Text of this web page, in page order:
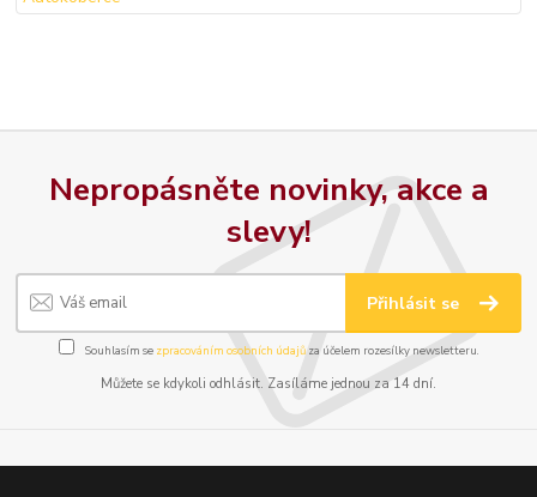
Nepropásněte novinky, akce a
slevy!
Přihlásit se
Souhlasím se zpracováním osobních údajůza účelem rozesílky newsletteru.
Můžete se kdykoli odhlásit. Zasíláme jednou za 14 dní.